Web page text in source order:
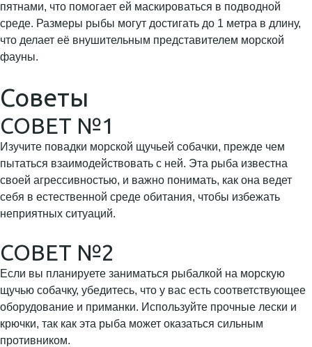
пятнами, что помогает ей маскироваться в подводной
среде. Размеры рыбы могут достигать до 1 метра в длину,
что делает её внушительным представителем морской
фауны.
Советы
СОВЕТ №1
Изучите повадки морской щучьей собачки, прежде чем
пытаться взаимодействовать с ней. Эта рыба известна
своей агрессивностью, и важно понимать, как она ведет
себя в естественной среде обитания, чтобы избежать
неприятных ситуаций.
СОВЕТ №2
Если вы планируете заниматься рыбалкой на морскую
щучью собачку, убедитесь, что у вас есть соответствующее
оборудование и приманки. Используйте прочные лески и
крючки, так как эта рыба может оказаться сильным
противником.